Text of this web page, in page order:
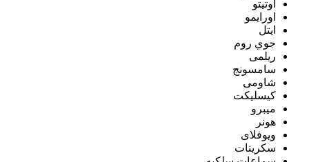
اوتيتو
اورايمو
ايتل
جوي روم
ريلمى
سامسونج
شاومى
كيسليكت
ميبرو
هونر
ويوفلاى
سكرينات